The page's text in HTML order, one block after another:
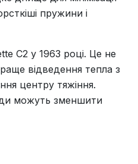
пружини і
C2 у 1963 році. Це не
відведення тепла з
центру тяжіння.
можуть зменшити